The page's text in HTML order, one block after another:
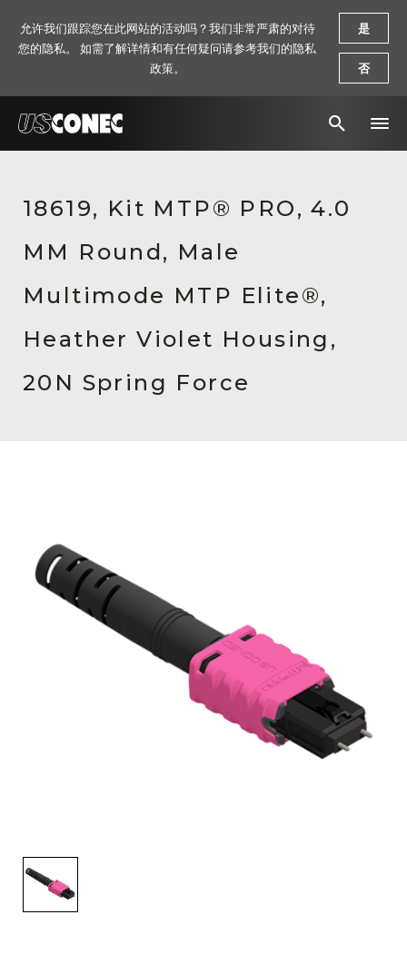
解决方案
产品
资源
关于我们
新闻稿
活动信息
18619, Kit MTP® PRO, 4.0
MM Round, Male
Multimode MTP Elite®,
Heather Violet Housing,
20N Spring Force
允许我们跟踪您在此网站的活动吗？我们非常严肃的对待
您的隐私。 如需了解详情和有任何疑问请参考我们的隐私
政策。
是
否